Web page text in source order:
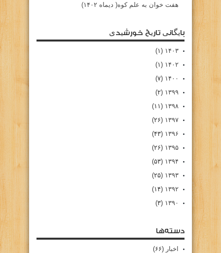
هفت خوان به علم کوه( دیماه ۱۴۰۲)
بایگانی تاریخ خورشیدی
۱۴۰۳ (۱)
۱۴۰۲ (۱)
۱۴۰۰ (۷)
۱۳۹۹ (۲)
۱۳۹۸ (۱۱)
۱۳۹۷ (۲۶)
۱۳۹۶ (۴۳)
۱۳۹۵ (۲۶)
۱۳۹۴ (۵۳)
۱۳۹۳ (۲۵)
۱۳۹۲ (۱۴)
۱۳۹۰ (۳)
دسته‌ها
اخبار (۶۶)